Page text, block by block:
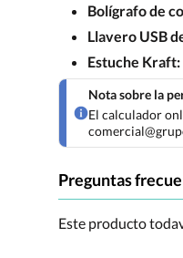
Bolígrafo de
Llavero USB
Estuche Kraft:
Nota sobre la
El calculador
Preguntas
Este producto